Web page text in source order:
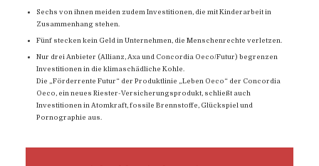
Sechs von ihnen meiden zudem Investitionen, die mit Kinderarbeit in
Zusammenhang stehen.
Fünf stecken kein Geld in Unternehmen, die Menschenrechte verletzen.
Nur drei Anbieter (Allianz, Axa und Concordia Oeco/Futur) begrenzen
Investitionen in die klimaschädliche Kohle.
Die „Förderrente Futur“ der Produktlinie „Leben Oeco“ der Concordia
Oeco, ein neues Riester-Versicherungsprodukt, schließt auch
Investitionen in Atomkraft, fossile Brennstoffe, Glückspiel und
Pornographie aus.